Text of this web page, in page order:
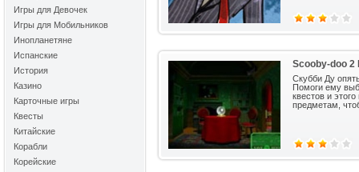
Scooby-doo 2
Скубби Ду
Помоги ему
квестов и
предметам,
Игры для Девочек
Игры для Мобильников
Инопланетяне
Испанские
История
Казино
Карточные игры
Квесты
Китайские
Корабли
Корейские